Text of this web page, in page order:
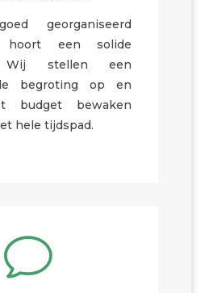
georganiseerd
hoort een solide
Wij stellen een
begroting op en
budget bewaken
hele tijdspad.
v